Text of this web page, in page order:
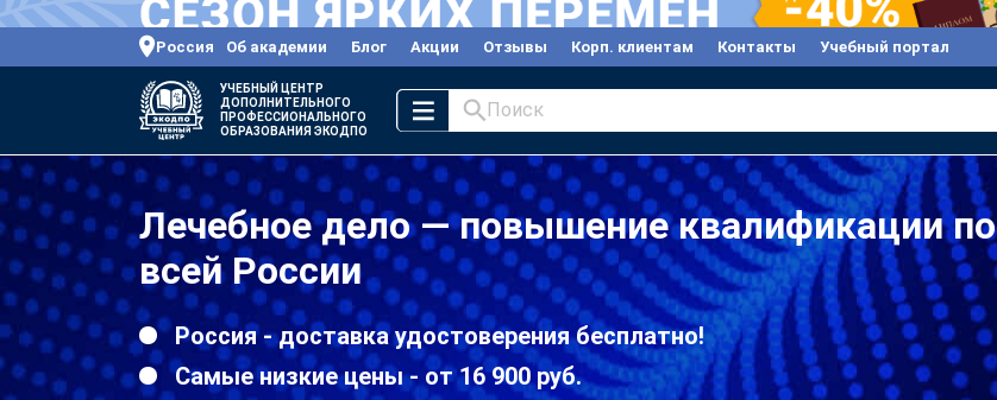
Россия Об академии Блог Акции Отзывы Корп. клиентам Контакты Учебный портал
УЧЕБНЫЙ ЦЕНТР
ДОПОЛНИТЕЛЬНОГО
ПРОФЕССИОНАЛЬНОГО
ОБРАЗОВАНИЯ ЭКОДПО
Поиск
Лечебное дело — повышение квалификации по
всей России
Россия - доставка удостоверения бесплатно!
Самые низкие цены - от 16 900 руб.